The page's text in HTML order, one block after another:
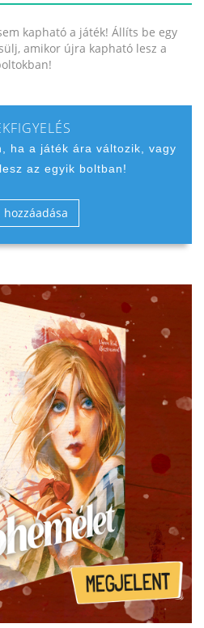
kapható a játék! Állíts be egy
amikor újra kapható lesz a
ha a játék ára változik, vagy
az egyik boltban!
hozzáadása